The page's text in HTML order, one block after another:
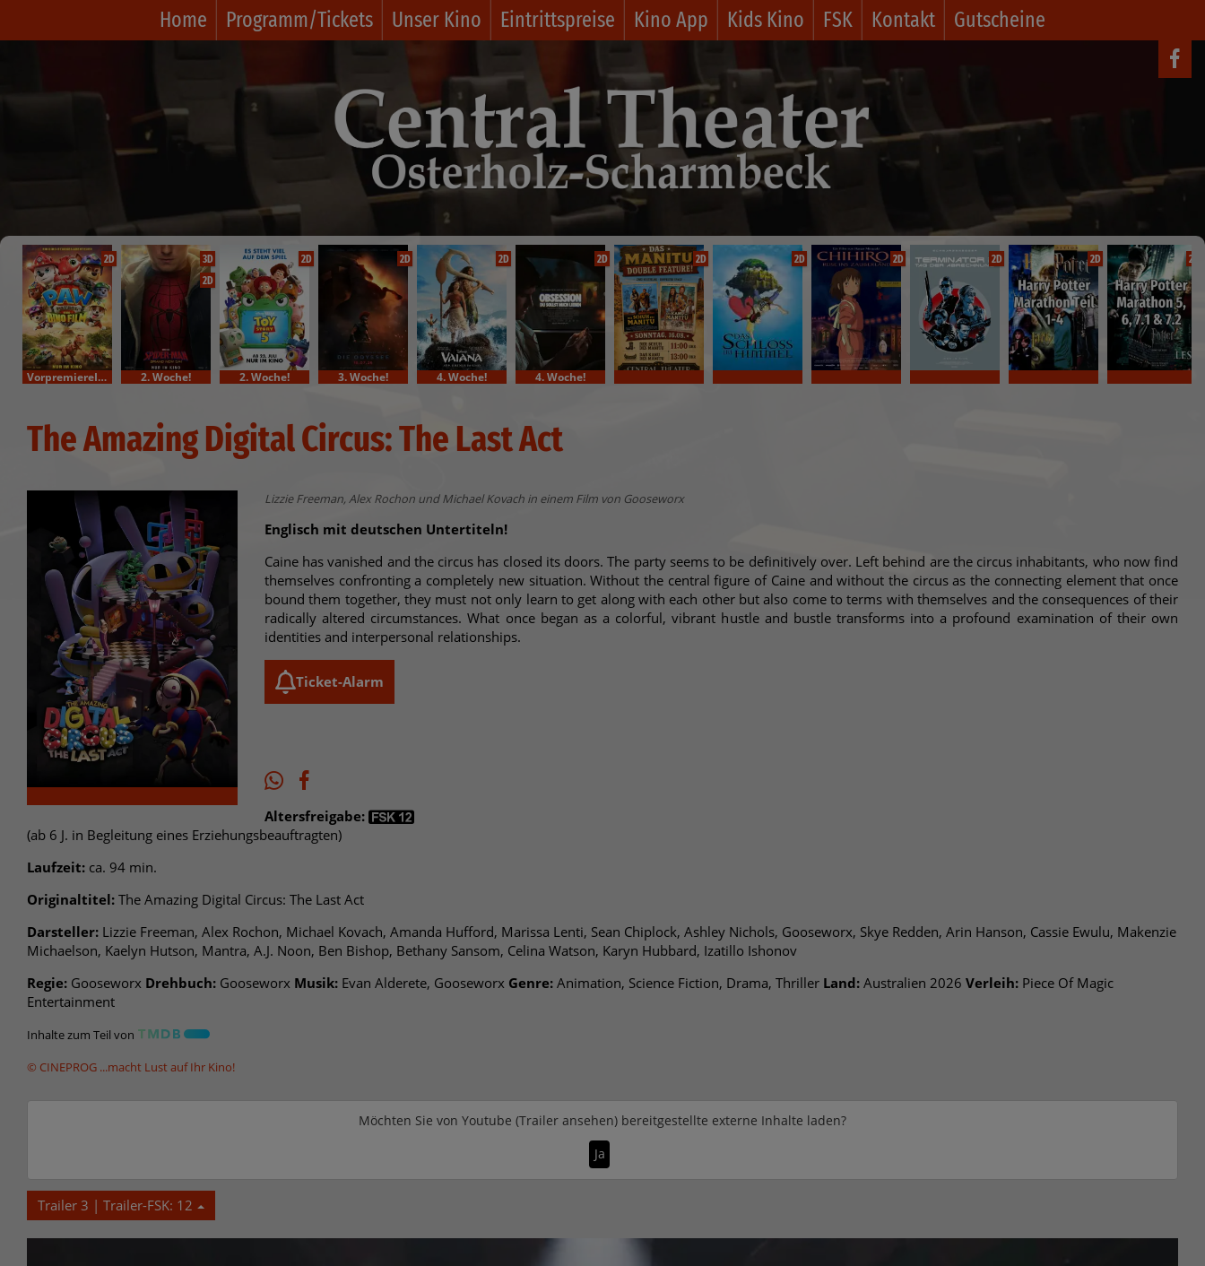
Home Programm/Tickets Unser Kino Eintrittspreise Kino App Kids Kino FSK Kontakt Gutscheine
2D
VorpremiereIm Bundesstart
3D
2D
2. Woche!
2D
2. Woche!
2D
3. Woche!
2D
4. Woche!
2D
4. Woche!
2D 2D 2D 2D 2D 2D
The Amazing Digital Circus: The Last Act
Lizzie Freeman, Alex Rochon und Michael Kovach in einem Film von Gooseworx
Englisch mit deutschen Untertiteln!
Caine has vanished and the circus has closed its doors. The party seems to be definitively over. Left behind are the circus inhabitants, who now find
themselves confronting a completely new situation. Without the central figure of Caine and without the circus as the connecting element that once
bound them together, they must not only learn to get along with each other but also come to terms with themselves and the consequences of their
radically altered circumstances. What once began as a colorful, vibrant hustle and bustle transforms into a profound examination of their own
identities and interpersonal relationships.
Ticket-Alarm
Altersfreigabe:
(ab 6 J. in Begleitung eines Erziehungsbeauftragten)
Laufzeit: ca. 94 min.
Originaltitel: The Amazing Digital Circus: The Last Act
Darsteller: Lizzie Freeman, Alex Rochon, Michael Kovach, Amanda Hufford, Marissa Lenti, Sean Chiplock, Ashley Nichols, Gooseworx, Skye Redden, Arin Hanson, Cassie Ewulu, Makenzie
Michaelson, Kaelyn Hutson, Mantra, A.J. Noon, Ben Bishop, Bethany Sansom, Celina Watson, Karyn Hubbard, Izatillo Ishonov
Regie: Gooseworx Drehbuch: Gooseworx Musik: Evan Alderete, Gooseworx Genre: Animation, Science Fiction, Drama, Thriller Land: Australien 2026 Verleih: Piece Of Magic
Entertainment
Inhalte zum Teil von
© CINEPROG ...macht Lust auf Ihr Kino!
Möchten Sie von Youtube (Trailer ansehen) bereitgestellte externe Inhalte laden?
Ja
Trailer 3 | Trailer-FSK: 12